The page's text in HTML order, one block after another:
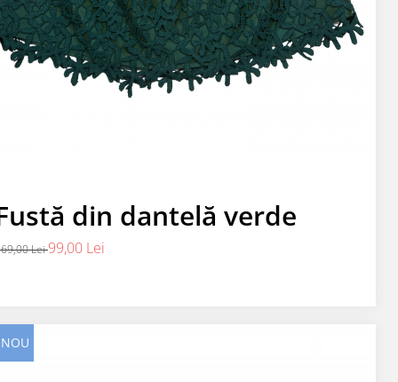
din dantelă verde
Lei99,00 Lei
NOU